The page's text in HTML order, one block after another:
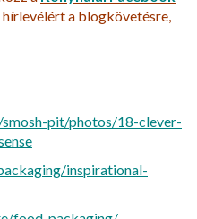
a blogkövetésre,
pit/photos/18-clever-
inspirational-